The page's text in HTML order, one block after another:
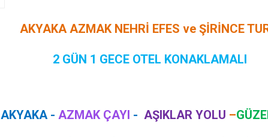
AKYAKA AZMAK NEHRİ EFES ve ŞİRİNCE
2 GÜN 1 GECE OTEL KONAKLAMALI
AKYAKA - AZMAK ÇAYI - AŞIKLAR YOLU –